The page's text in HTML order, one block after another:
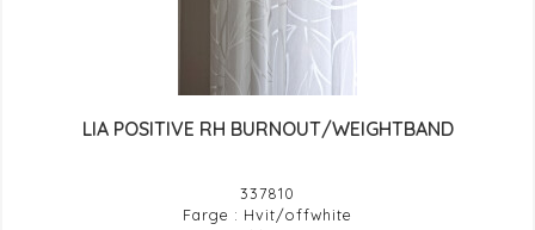
LIA POSITIVE RH BURNOUT/WEIGHTBAND
337810
Farge : Hvit/offwhite